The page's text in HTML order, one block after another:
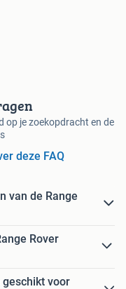
op je zoekopdracht en de
deze FAQ
van de Range
Rover
geschikt voor